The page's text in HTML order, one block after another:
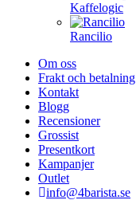
Kaffelogic
Rancilio
Om oss
Frakt och betalning
Kontakt
Blogg
Recensioner
Grossist
Presentkort
Kampanjer
Outlet
info@4barista.se